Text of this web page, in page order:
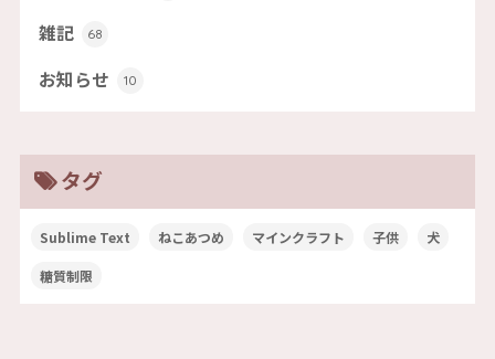
雑記 68
お知らせ 10
タグ
Sublime Text ねこあつめ マインクラフト 子供 犬
糖質制限